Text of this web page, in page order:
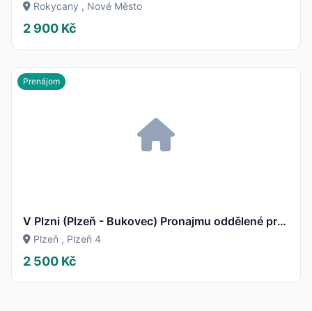
Rokycany , Nové Město
2 900 Kč
Prenájom
V Plzni (Plzeň - Bukovec) Pronajmu oddělené prostory 35 m2. U řeky Berounky, možno sklad, pro rybáře
Plzeň , Plzeň 4
2 500 Kč